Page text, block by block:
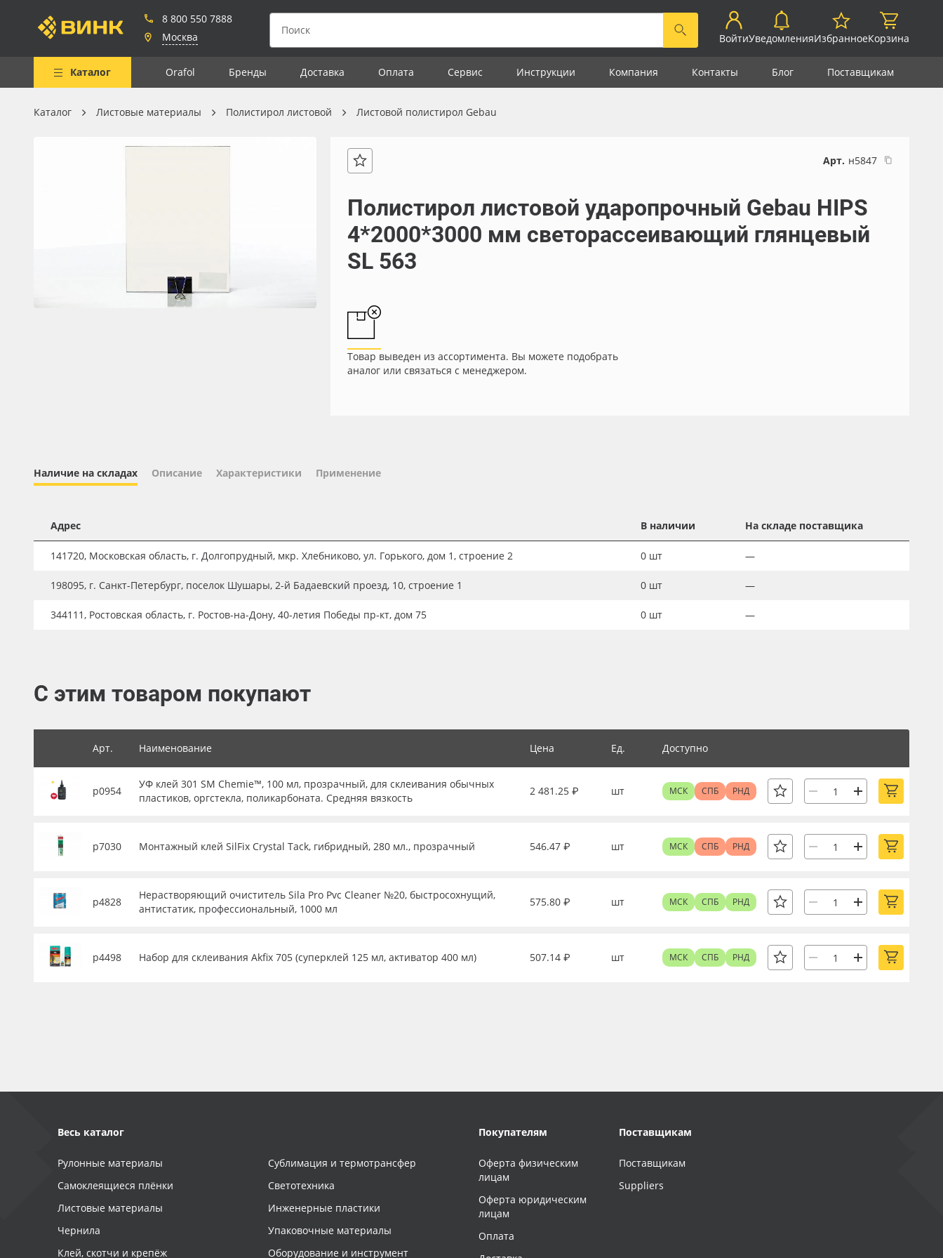
8 800 550 7888
Москва
ВойтиУведомленияИзбранноеКорзина
Каталог Orafol Бренды Доставка Оплата Сервис Инструкции Компания Контакты Блог Поставщикам
Весь каталог
Рулонные материалы
Мобильные конструкции и
POS-материалы
Новинки ассортимента
Плёнка монтажная Oratape
ПЭТ бэклит
Вспененный ПВХ
Каталог Листовые материалы Полистирол листовой Листовой полистирол Gebau
Арт. н5847
Полистирол листовой ударопрочный Gebau HIPS
4*2000*3000 мм светорассеивающий глянцевый
SL 563
Товар выведен из ассортимента. Вы можете подобрать
аналог или связаться с менеджером.
Наличие на складах Описание Характеристики Применение
Адрес В наличии На складе поставщика
141720, Московская область, г. Долгопрудный, мкр. Хлебниково, ул. Горького, дом 1, строение 2 0 шт —
198095, г. Санкт-Петербург, поселок Шушары, 2-й Бадаевский проезд, 10, строение 1 0 шт —
344111, Ростовская область, г. Ростов-на-Дону, 40-летия Победы пр-кт, дом 75 0 шт —
С этим товаром покупают
Арт. Наименование Цена Ед. Доступно
р0954
УФ клей 301 SM Chemie™, 100 мл, прозрачный, для склеивания обычных
пластиков, оргстекла, поликарбоната. Средняя вязкость
2 481.25 ₽ шт МСК СПБ РНД
р7030 Монтажный клей SilFix Crystal Tack, гибридный, 280 мл., прозрачный 546.47 ₽ шт МСК СПБ РНД
р4828
Нерастворяющий очиститель Sila Pro Pvc Cleaner №20, быстросохнущий,
антистатик, профессиональный, 1000 мл
575.80 ₽ шт МСК СПБ РНД
р4498 Набор для склеивания Akfix 705 (суперклей 125 мл, активатор 400 мл) 507.14 ₽ шт МСК СПБ РНД
Весь каталог
Рулонные материалы
Самоклеящиеся плёнки
Листовые материалы
Чернила
Клей, скотчи и крепёж
Сублимация и термотрансфер
Светотехника
Инженерные пластики
Упаковочные материалы
Оборудование и инструмент
Покупателям
Оферта физическим
лицам
Оферта юридическим
лицам
Оплата
Поставщикам
Поставщикам
Suppliers